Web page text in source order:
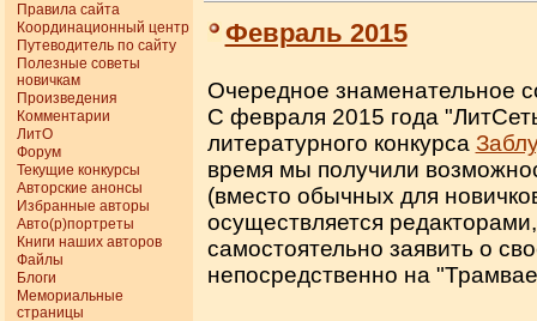
Правила сайта
Координационный центр
Путеводитель по сайту
Полезные советы
новичкам
Произведения
Комментарии
ЛитО
Форум
Текущие конкурсы
Авторские анонсы
Избранные авторы
Авто(р)портреты
Книги наших авторов
Файлы
Блоги
Мемориальные
страницы
Февраль 2015
Очередное знаменательное
С февраля 2015 года
литературного конкурса
время мы получили
(вместо обычных для
осуществляется
самостоятельно заявить о
непосредственно на